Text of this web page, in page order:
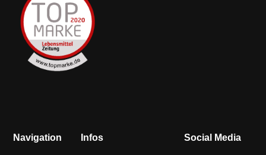
Navigation Infos Social Media